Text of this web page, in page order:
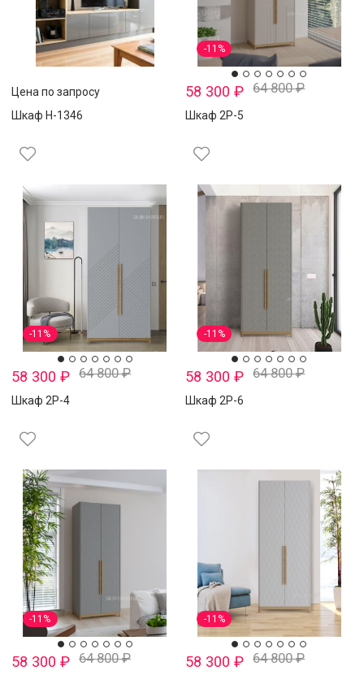
Цена по запросу
Шкаф Н-1346
-11%
58 300₽ 64 800₽
Шкаф 2Р-5
-11%
58 300 ₽ 64 800₽
Шкаф 2Р-4
-11%
58 300₽ 64 800₽
Шкаф 2Р-6
-11%
58 300 ₽ 64 800₽
-11%
58 300₽ 64 800₽